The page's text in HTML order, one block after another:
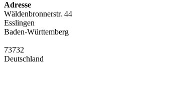
Adresse
Wäldenbronnerstr. 44
Esslingen
Baden-Württemberg
73732
Deutschland